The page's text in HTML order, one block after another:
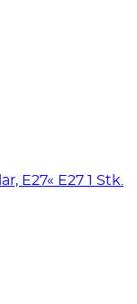
E27« E27 1 Stk.